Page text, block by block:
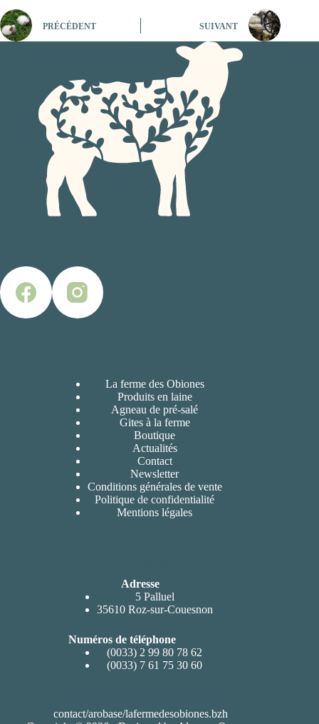
PRÉCÉDENT SUIVANT
La ferme des Obiones
Produits en laine
Agneau de pré-salé
Gites à la ferme
Boutique
Actualités
Contact
Newsletter
Conditions générales de vente
Politique de confidentialité
Mentions légales
Adresse
5 Palluel
35610 Roz-sur-Couesnon
Numéros de téléphone
(0033) 2 99 80 78 62
(0033) 7 61 75 30 60
contact/arobase/lafermedesobiones.bzh